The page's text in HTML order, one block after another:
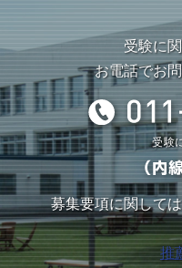
受験に
お電話でお
受験
募集要項に関して
推